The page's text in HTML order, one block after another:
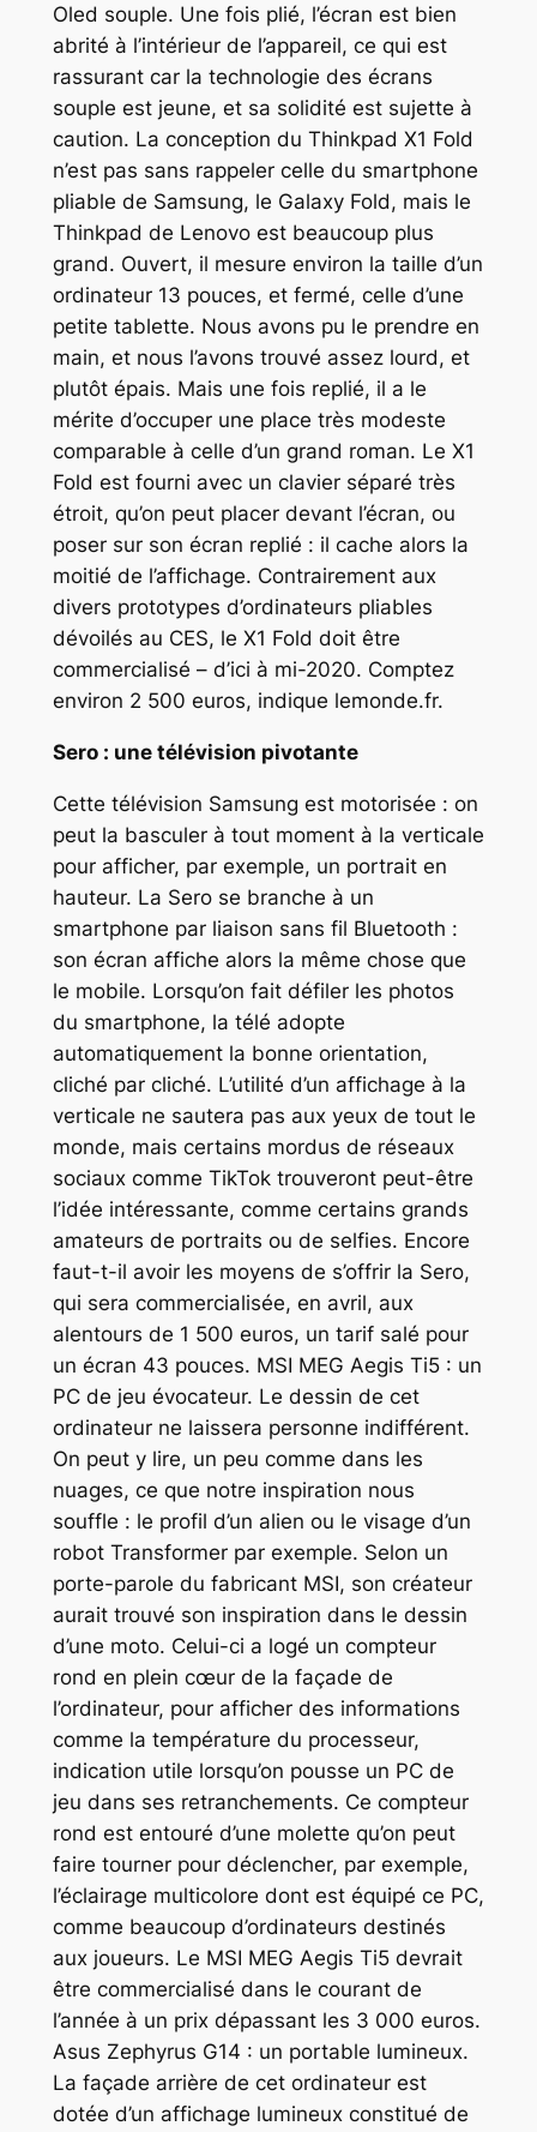
Oled souple. Une fois plié, l’écran est bien
abrité à l’intérieur de l’appareil, ce qui est
rassurant car la technologie des écrans
souple est jeune, et sa solidité est sujette à
caution. La conception du Thinkpad X1 Fold
n’est pas sans rappeler celle du smartphone
pliable de Samsung, le Galaxy Fold, mais le
Thinkpad de Lenovo est beaucoup plus
grand. Ouvert, il mesure environ la taille d’un
ordinateur 13 pouces, et fermé, celle d’une
petite tablette. Nous avons pu le prendre en
main, et nous l’avons trouvé assez lourd, et
plutôt épais. Mais une fois replié, il a le
mérite d’occuper une place très modeste
comparable à celle d’un grand roman. Le X1
Fold est fourni avec un clavier séparé très
étroit, qu’on peut placer devant l’écran, ou
poser sur son écran replié : il cache alors la
moitié de l’affichage. Contrairement aux
divers prototypes d’ordinateurs pliables
dévoilés au CES, le X1 Fold doit être
commercialisé – d’ici à mi-2020. Comptez
environ 2 500 euros, indique lemonde.fr.
Sero : une télévision pivotante
Cette télévision Samsung est motorisée : on
peut la basculer à tout moment à la verticale
pour afficher, par exemple, un portrait en
hauteur. La Sero se branche à un
smartphone par liaison sans fil Bluetooth :
son écran affiche alors la même chose que
le mobile. Lorsqu’on fait défiler les photos
du smartphone, la télé adopte
automatiquement la bonne orientation,
cliché par cliché. L’utilité d’un affichage à la
verticale ne sautera pas aux yeux de tout le
monde, mais certains mordus de réseaux
sociaux comme TikTok trouveront peut-être
l’idée intéressante, comme certains grands
amateurs de portraits ou de selfies. Encore
faut-t-il avoir les moyens de s’offrir la Sero,
qui sera commercialisée, en avril, aux
alentours de 1 500 euros, un tarif salé pour
un écran 43 pouces. MSI MEG Aegis Ti5 : un
PC de jeu évocateur. Le dessin de cet
ordinateur ne laissera personne indifférent.
On peut y lire, un peu comme dans les
nuages, ce que notre inspiration nous
souffle : le profil d’un alien ou le visage d’un
robot Transformer par exemple. Selon un
porte-parole du fabricant MSI, son créateur
aurait trouvé son inspiration dans le dessin
d’une moto. Celui-ci a logé un compteur
rond en plein cœur de la façade de
l’ordinateur, pour afficher des informations
comme la température du processeur,
indication utile lorsqu’on pousse un PC de
jeu dans ses retranchements. Ce compteur
rond est entouré d’une molette qu’on peut
faire tourner pour déclencher, par exemple,
l’éclairage multicolore dont est équipé ce PC,
comme beaucoup d’ordinateurs destinés
aux joueurs. Le MSI MEG Aegis Ti5 devrait
être commercialisé dans le courant de
l’année à un prix dépassant les 3 000 euros.
Asus Zephyrus G14 : un portable lumineux.
La façade arrière de cet ordinateur est
dotée d’un affichage lumineux constitué de